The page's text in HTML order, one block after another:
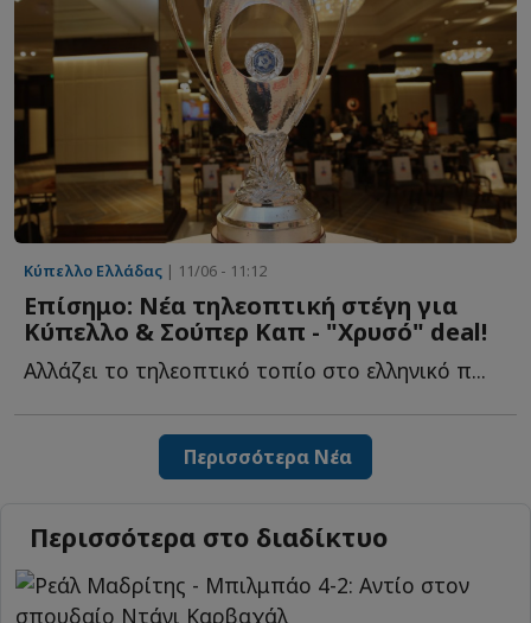
Κύπελλο Ελλάδας | 11/06 - 11:12
Επίσημο: Νέα τηλεοπτική στέγη για
Κύπελλο & Σούπερ Καπ - "Χρυσό" deal!
Αλλάζει το τηλεοπτικό τοπίο στο ελληνικό π...
Περισσότερα Νέα
Περισσότερα στο διαδίκτυο